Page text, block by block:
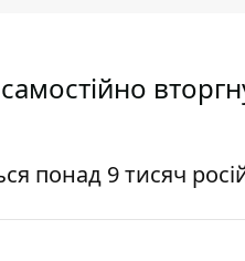
понад 9 тисяч